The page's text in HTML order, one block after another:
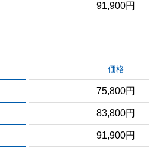
91,900円
価格
75,800円
83,800円
91,900円